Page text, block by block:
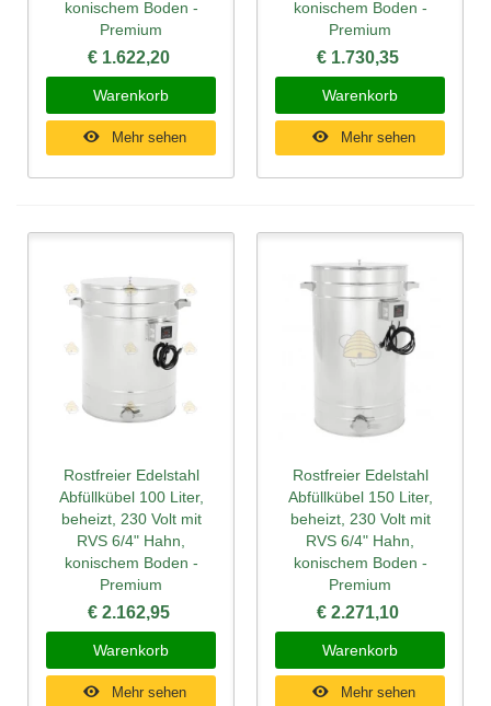
konischem Boden -
Premium
€ 1.622,20
Warenkorb
Mehr sehen
konischem Boden -
Premium
€ 1.730,35
Warenkorb
Mehr sehen
Rostfreier Edelstahl
Abfüllkübel 100 Liter,
beheizt, 230 Volt mit
RVS 6/4" Hahn,
konischem Boden -
Premium
€ 2.162,95
Warenkorb
Mehr sehen
Rostfreier Edelstahl
Abfüllkübel 150 Liter,
beheizt, 230 Volt mit
RVS 6/4" Hahn,
konischem Boden -
Premium
€ 2.271,10
Warenkorb
Mehr sehen